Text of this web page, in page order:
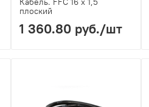
плоский
1 360.80 руб./шт